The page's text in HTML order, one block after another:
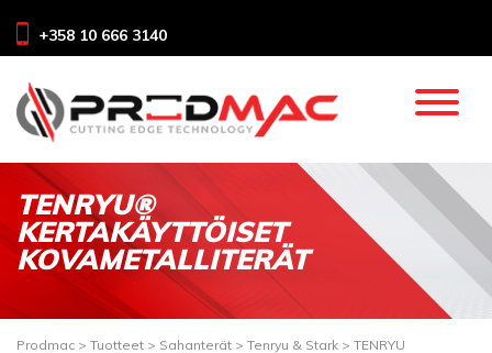
+358 10 666 3140
Prodmac > Tuotteet > Sahanterät > Tenryu & Stark > TENRYU
TENRYU®
KERTAKÄYTTÖISET
KOVAMETALLITERÄT